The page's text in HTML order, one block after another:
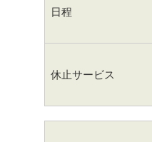
日程
休止サービス